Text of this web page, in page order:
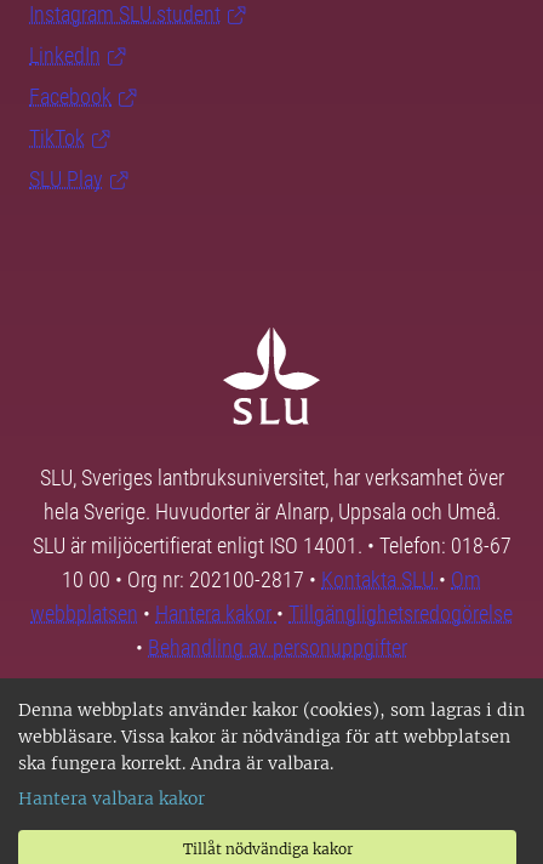
Denna webbplats använder kakor (cookies), som lagras i din
webbläsare. Vissa kakor är nödvändiga för att webbplatsen
ska fungera korrekt. Andra är valbara.
Hantera valbara kakor
Tillåt nödvändiga kakor
Instagram SLU.student
LinkedIn
Facebook
TikTok
SLU Play
SLU, Sveriges lantbruksuniversitet, har verksamhet över
hela Sverige. Huvudorter är Alnarp, Uppsala och Umeå.
SLU är miljöcertifierat enligt ISO 14001. • Telefon: 018-67
10 00 • Org nr: 202100-2817 • Kontakta SLU • Om
webbplatsen • Hantera kakor • Tillgänglighetsredogörelse
• Behandling av personuppgifter